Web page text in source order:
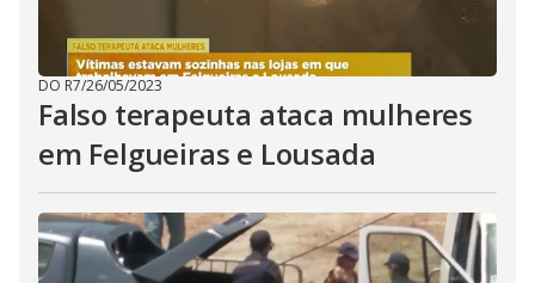
DO R7/26/05/2023
Falso terapeuta ataca mulheres
em Felgueiras e Lousada